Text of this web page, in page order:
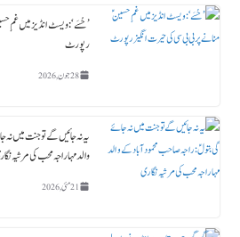
’حُسَے‘: ویسٹ انڈیز میں غمِ
رپورٹ
28 جون, 2026
یہ نہ جائیں گے تو جنت میں
والد مہاراجہ محب کی مرثیہ
21 مئی, 2026